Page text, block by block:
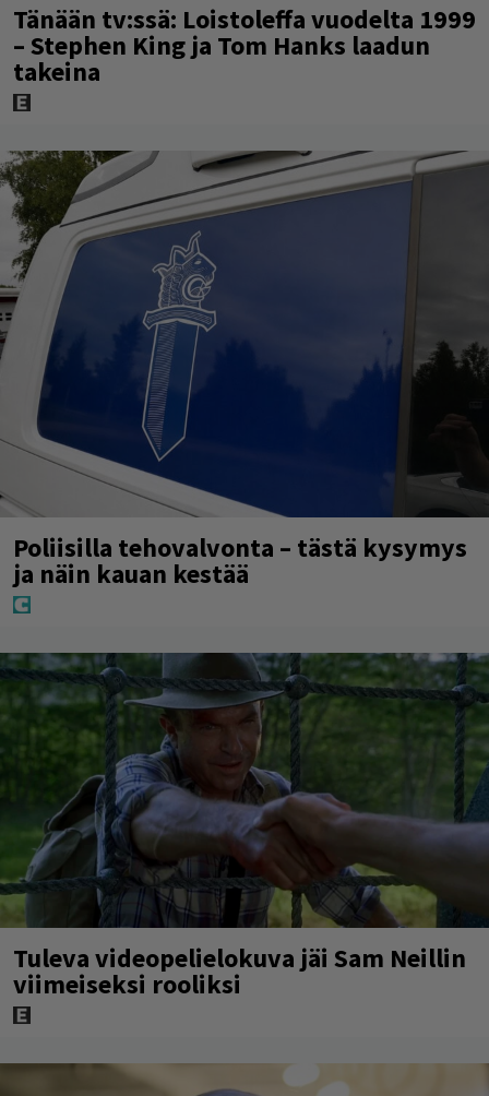
Tänään tv:ssä: Loistoleffa vuodelta 1999
– Stephen King ja Tom Hanks laadun
takeina
Poliisilla tehovalvonta – tästä kysymys
ja näin kauan kestää
Tuleva videopelielokuva jäi Sam Neillin
viimeiseksi rooliksi